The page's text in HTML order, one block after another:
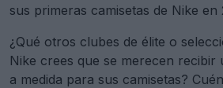
sus primeras camisetas de Nike en
¿Qué otros clubes de élite o
Nike crees que se merecen
a medida para sus camisetas?